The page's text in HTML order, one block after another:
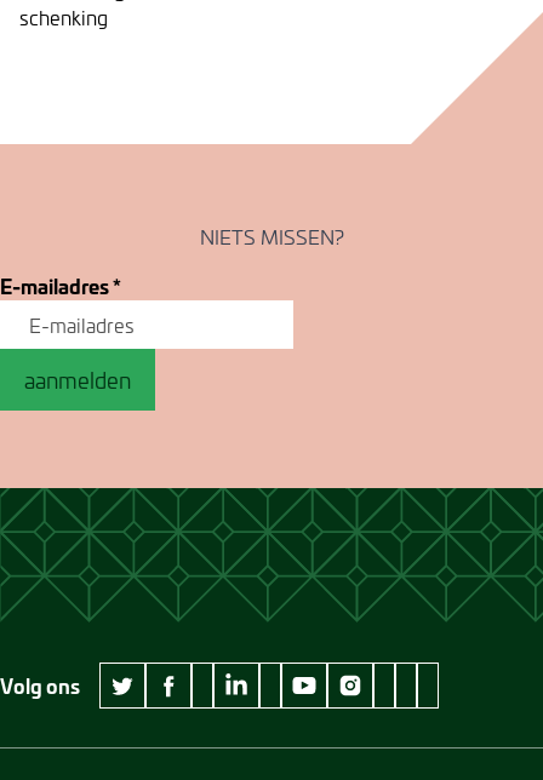
schenking
NIETS MISSEN?
E-mailadres*
aanmelden
Volg ons
twitter Museum Jan Cunen
facebook Museum Jan Cunen
wikipedia Museum Jan Cunen
linkedin Museum Jan Cunen
googleplus Museum Jan Cunen
youtube Museum Jan Cunen
instagram Museum